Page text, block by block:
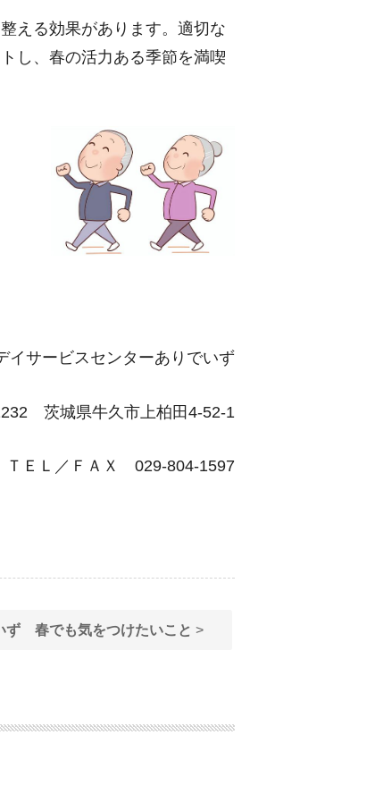
える効果があります。適切な
し、春の活力ある季節を満喫
イサービスセンターありでいず
茨城県牛久市上柏田4-52-1
ＴＥＬ／ＦＡＸ 029-804-1597
ず 春でも気をつけたいこと >